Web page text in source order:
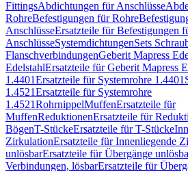
FittingsAbdichtungen für Anschlüsse
RohreBefestigungen für Rohre
AnschlüsseErsatzteile für Befestigungen
AnschlüsseSystemdichtungenSets
FlanschverbindungenGeberit Mapress
EdelstahlErsatzteile für Geberit Mapress
1.4401Ersatzteile für Systemrohre 1.4401
1.4521Ersatzteile für Systemrohre
1.4521RohrnippelMuffenErsatzteile für
MuffenReduktionenErsatzteile für
BögenT-StückeErsatzteile für T-Stücke
ZirkulationErsatzteile für Innenliegende
unlösbarErsatzteile für Übergänge
Verbindungen, lösbarErsatzteile für